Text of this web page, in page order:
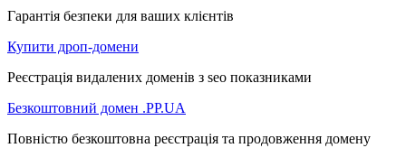
Гарантія безпеки для ваших клієнтів
Купити дроп-домени
Реєстрація видалених доменів з seo показниками
Безкоштовний домен .PP.UA
Повністю безкоштовна реєстрація та продовження домену